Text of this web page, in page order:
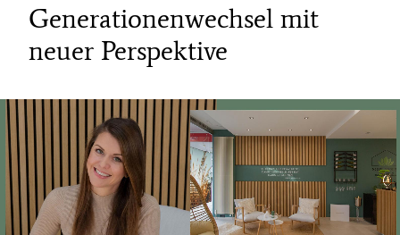
Generationenwechsel mit
neuer Perspektive